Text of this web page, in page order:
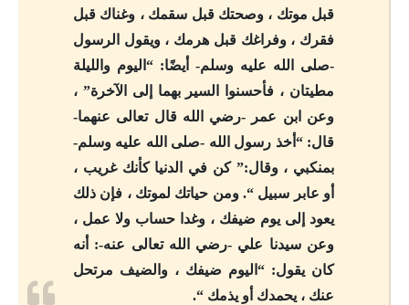
قبل موتك ، وصحتك قبل سقمك ، وغناك قبل
فقرك ، وفراغك قبل هرمك ، ويقول الرسول
-صلى الله عليه وسلم- أيضًا: “اليوم والليلة
مطيتان ، فأحسنوا السير بهما إلى الآخرة” ،
وعن ابن عمر -رضي الله قال تعالى عنهما-
قال: “أخذ رسول الله -صلى الله عليه وسلم-
بمنكبي ، وقال:” كن في الدنيا كأنك غريب ،
أو عابر سبيل “. ومن حياتك لموتك ، فإن ذلك
يعود إلى يوم ضيفك ، وغدا حساب ولا عمل ،
وعن سيدنا علي -رضي الله تعالى عنه-: أنه
كان يقول: “اليوم ضيفك ، والضيف مرتحل
عنك ، يحمدك أو يذمك “.